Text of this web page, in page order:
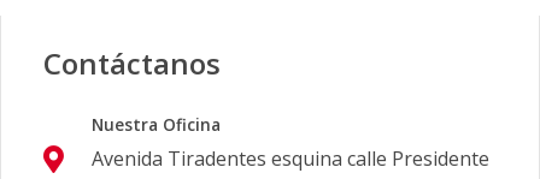
Contáctanos
Nuestra Oficina
Avenida Tiradentes esquina calle Presidente